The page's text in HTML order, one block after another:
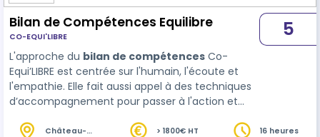
Bilan de Compétences Equilibre
CO-EQUI'LIBRE
L'approche du bilan de compétences Co-
Equi’LIBRE est centrée sur l'humain, l'écoute et
l'empathie. Elle fait aussi appel à des techniques
d’accompagnement pour passer à l'action et
5
Château-
> 1800€ HT 16 heures